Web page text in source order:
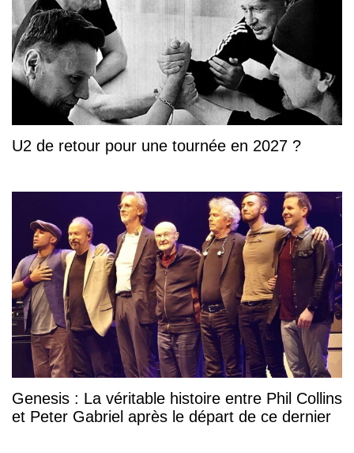
U2 de retour pour une tournée en 2027 ?
Genesis : La véritable histoire entre Phil Collins
et Peter Gabriel après le départ de ce dernier